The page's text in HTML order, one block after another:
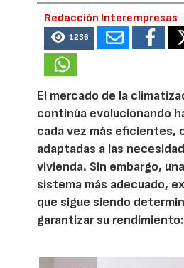
Redacción Interempresas
1236
El mercado de la
continúa evolucionando
cada vez más eficientes,
adaptadas a las
vivienda. Sin embargo,
sistema más adecuado,
que sigue siendo
garantizar su